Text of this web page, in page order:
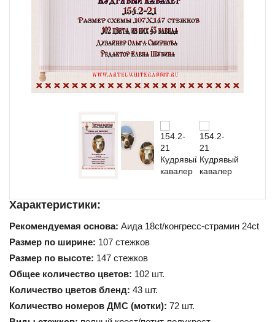
Характеристики:
Рекомендуемая основа: Аида 18ct/конгресс-страмин 24ct
Размер по ширине: 107 стежков
Размер по высоте: 147 стежков
Общее количество цветов: 102 шт.
Количество цветов бленд: 43 шт.
Количество номеров ДМС (мотки): 72 шт.